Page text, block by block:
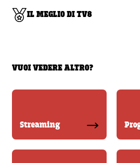
IL MEGLIO DI TV8
VUOI VEDERE ALTRO?
Streaming